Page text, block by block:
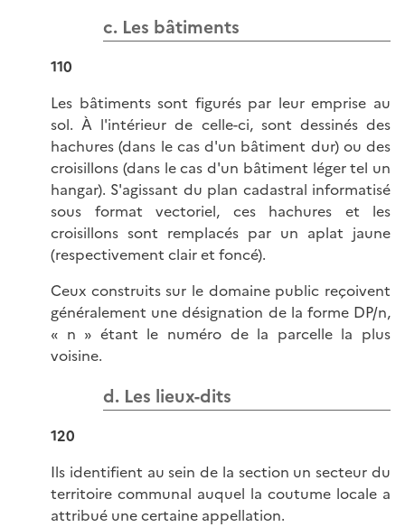
c. Les bâtiments
110
Les bâtiments sont figurés par leur emprise au
sol. À l'intérieur de celle-ci, sont dessinés des
hachures (dans le cas d'un bâtiment dur) ou des
croisillons (dans le cas d'un bâtiment léger tel un
hangar). S'agissant du plan cadastral informatisé
sous format vectoriel, ces hachures et les
croisillons sont remplacés par un aplat jaune
(respectivement clair et foncé).
Ceux construits sur le domaine public reçoivent
généralement une désignation de la forme DP/n,
« n » étant le numéro de la parcelle la plus
voisine.
d. Les lieux-dits
120
Ils identifient au sein de la section un secteur du
territoire communal auquel la coutume locale a
attribué une certaine appellation.